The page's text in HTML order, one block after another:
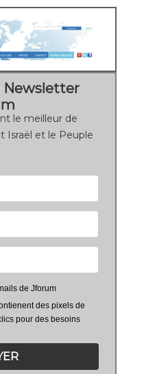
Newsletter
le meilleur de
Israël et le Peuple
de Jforum
des pixels de
pour des besoins